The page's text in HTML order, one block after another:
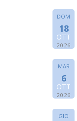
DOM
18
OTT
2026
MAR
6
OTT
2026
GIO